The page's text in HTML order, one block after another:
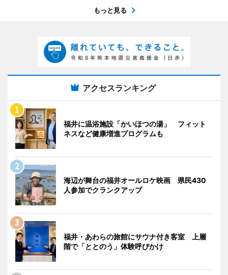
もっと見る
アクセスランキング
福井に温浴施設「かいほつの湯」 フィット
ネスなど健康増進プログラムも
海辺が舞台の福井オールロケ映画 県民430
人参加でクランクアップ
福井・あわらの旅館にサウナ付き客室 上層
階で「ととのう」体験呼びかけ